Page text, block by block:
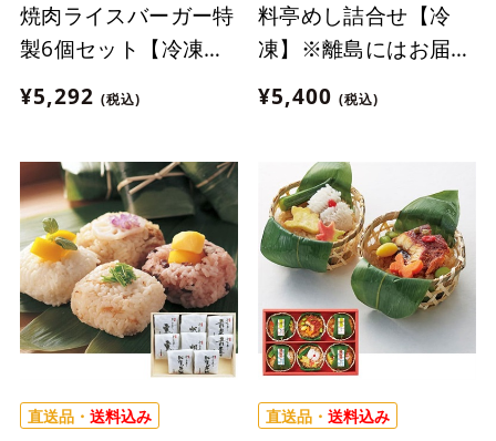
焼肉ライスバーガー特
製6個セット【冷凍】
※離島にはお届け出来
ません。
¥5,292 (税込)
料亭めし詰合せ【冷
凍】※離島にはお届け
出来ません。
¥5,400 (税込)
直送品・ 送料込み 直送品・ 送料込み